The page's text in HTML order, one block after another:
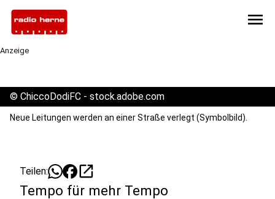
menu
Anzeige
© ChiccoDodiFC - stock.adobe.com
Neue Leitungen werden an einer Straße verlegt (Symbolbild).
Teilen: open_in_new
Tempo für mehr Tempo